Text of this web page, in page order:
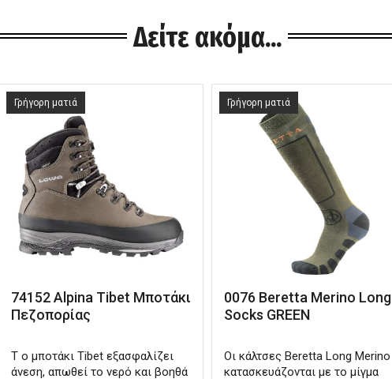
Δείτε ακόμα...
74152 Alpina Tibet Μποτάκι
Πεζοπορίας
Τ ο μποτάκι Tibet εξασφαλίζει
άνεση, απωθεί το νερό και βοηθά
Γρήγορη ματιά
0076 Beretta Merino Long
Socks GREEN
Οι κάλτσες Beretta Long Merino
κατασκευάζονται με το μίγμα
Γρήγορη ματιά